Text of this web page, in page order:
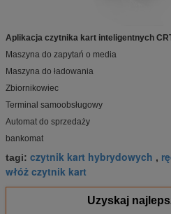
Aplikacja czytnika kart inteligentnych
Maszyna do zapytań o media
Maszyna do ładowania
Zbiornikowiec
Terminal samoobsługowy
Automat do sprzedaży
bankomat
tagi: czytnik kart hybrydowych ,
włóż czytnik kart
Uzyskaj